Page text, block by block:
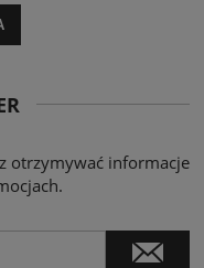
otrzymywać informacje